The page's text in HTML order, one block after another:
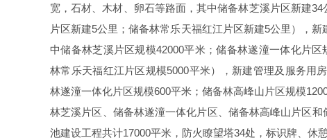
宽，石材、木材、卵石等路面，其中储备林芝溪片区新建
片区新建5公里；储备林常乐天福红江片区新建5公里），
中储备林芝溪片区规模42000平米；储备林遂潼一体化片
林常乐天福红江片区规模5000平米），新建管理及服务用
林遂潼一体化片区规模600平米；储备林高峰山片区规模
林芝溪片区、储备林遂潼一体化片区、储备林高峰山片区
池建设工程共计17000平米，防火瞭望塔34处，标识牌、休